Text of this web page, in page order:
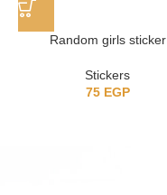
Random girls sticker
Stickers
75 EGP